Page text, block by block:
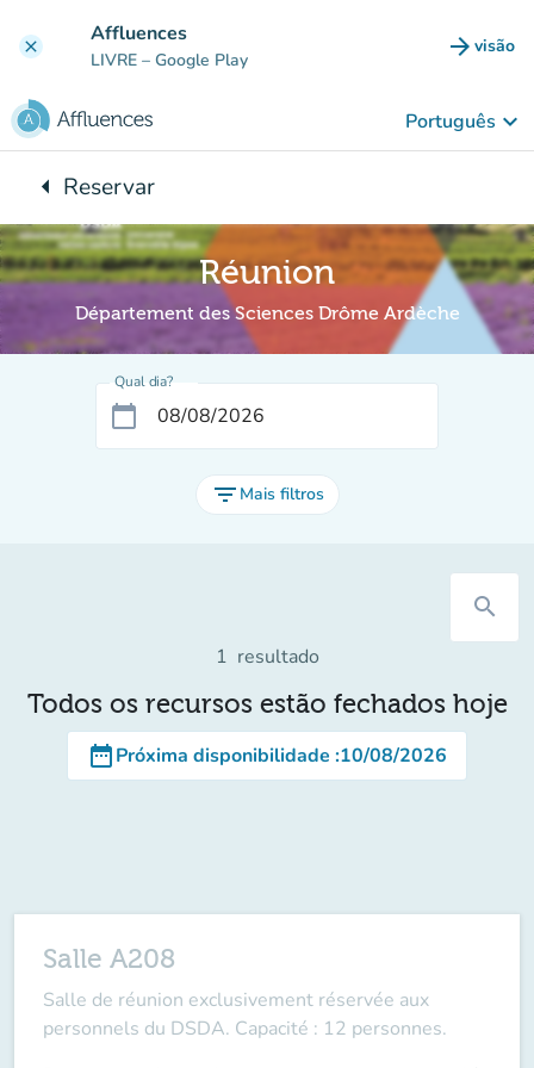
clear Affluences
LIVRE – Google Play arrow_forward visão
(novo
Português keyboard_arrow_down
arrow_leftVoltar para:
Reservar
Réunion
Département des Sciences Drôme Ardèche
Qual dia?
calendar_today
filter_list Mais filtros
search
1 resultado
Todos os recursos estão fechados hoje
date_rangePróxima disponibilidade :10/08/2026
Salle A208
Salle de réunion exclusivement réservée aux
personnels du DSDA. Capacité : 12 personnes.